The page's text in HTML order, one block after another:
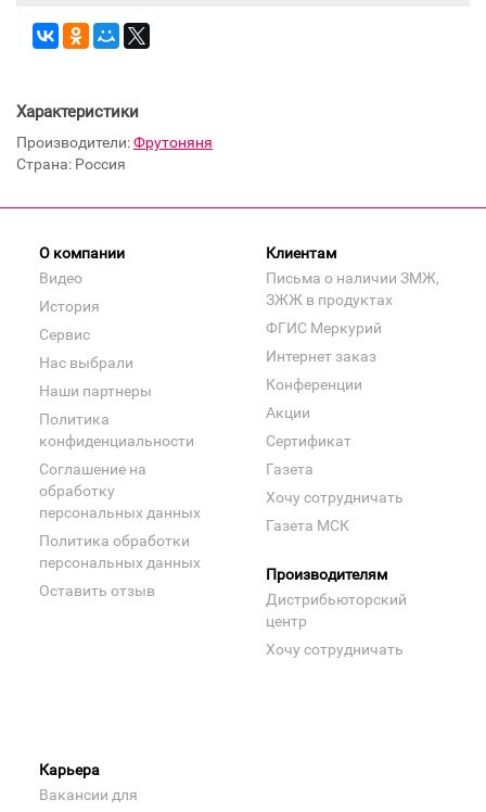
Характеристики
Производители:Фрутоняня
Страна: Россия
О компании
Видео
История
Сервис
Нас выбрали
Наши партнеры
Политика
конфиденциальности
Соглашение на
обработку
персональных данных
Политика обработки
персональных данных
Оставить отзыв
Клиентам
Письма о наличии ЗМЖ,
ЗЖЖ в продуктах
ФГИС Меркурий
Интернет заказ
Конференции
Акции
Сертификат
Газета
Хочу сотрудничать
Газета МСК
Производителям
Дистрибьюторский
центр
Хочу сотрудничать
Карьера
Вакансии для